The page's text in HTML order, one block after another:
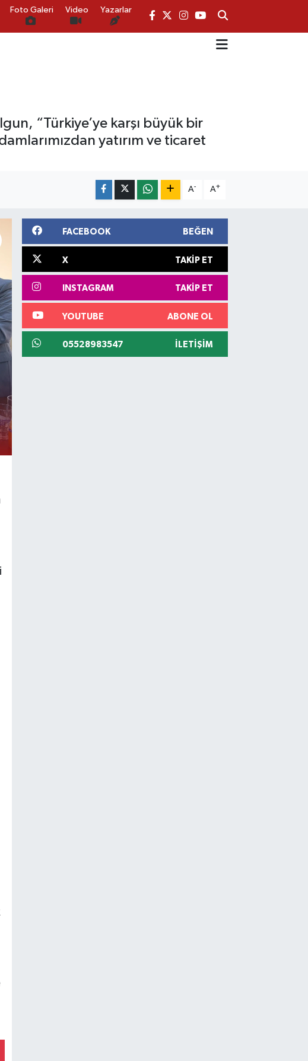
Foto Galeri Video Yazarlar
“Türkiye’ye karşı büyük bir
yatırım ve ticaret
A- A+
FACEBOOK BEĞEN
X TAKIP ET
INSTAGRAM TAKIP ET
YOUTUBE ABONE OL
05528983547 İLETIŞIM